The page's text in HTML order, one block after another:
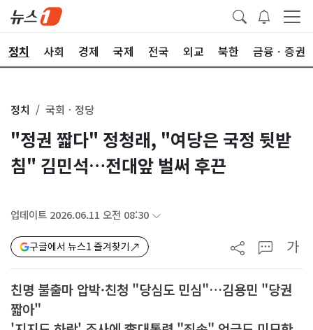
정치 사회 경제 국제 전국 외교 북한 금융ㆍ증권
정치 국회ㆍ정당
"정권 짧다" 정청래, "여당은 국정 뒷받
침" 김민석…전대앞 벌써 후끈
업데이트 2026.06.11 오전 08:30
구글에서 뉴스1 즐겨찾기 가
친명 불출마 압박·친청 "당심도 민심"…김용민 "당권
짧아"